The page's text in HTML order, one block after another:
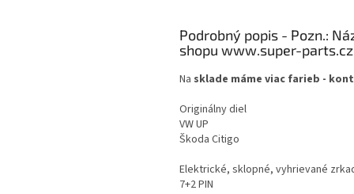
Podrobný popis
Na sklade máme viac farieb -
Originálny diel
VW UP
Škoda Citigo
Elektrické, sklopné, vyhrievané
7+2 PIN